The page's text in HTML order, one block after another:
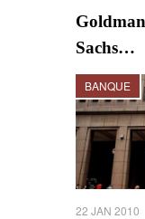
Sachs…
BANQUE
22 JAN 2010